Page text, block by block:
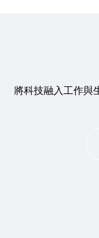
將科技融入工作與